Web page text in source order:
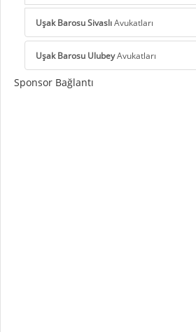
Uşak Barosu SivaslıAvukatları
Uşak Barosu UlubeyAvukatları
Sponsor Bağlantı